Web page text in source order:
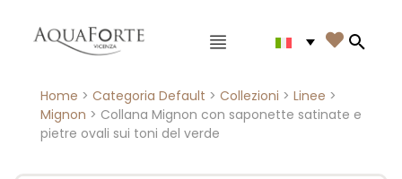
Menù principale 
Home > Categoria Default > Collezioni > Linee >
Mignon > Collana Mignon con saponette satinate e
pietre ovali sui toni del verde